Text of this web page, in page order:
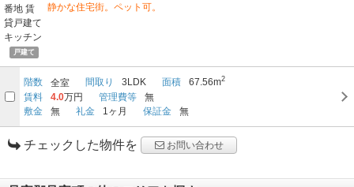
戸建て
静かな住宅街。ペット可。
階数 全室 間取り 3LDK 面積 67.56m2
賃料 4.0万円 管理費等
無
敷金
無 礼金 1ヶ月 保証金 無
チェックした物件を お問い合わせ